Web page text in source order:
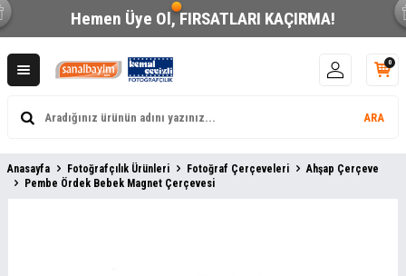
Hemen Üye Ol,FIRSATLARI KAÇIRMA!
ARA
0
Anasayfa Fotoğrafçılık Ürünleri Fotoğraf Çerçeveleri
Ahşap Çerçeve
Pembe Ördek Bebek Magnet Çerçevesi